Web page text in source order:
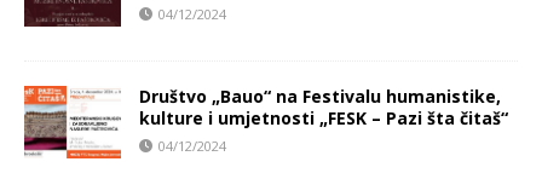
04/12/2024
Društvo „Bauo“ na Festivalu humanistike,
kulture i umjetnosti „FESK – Pazi šta čitaš“
04/12/2024